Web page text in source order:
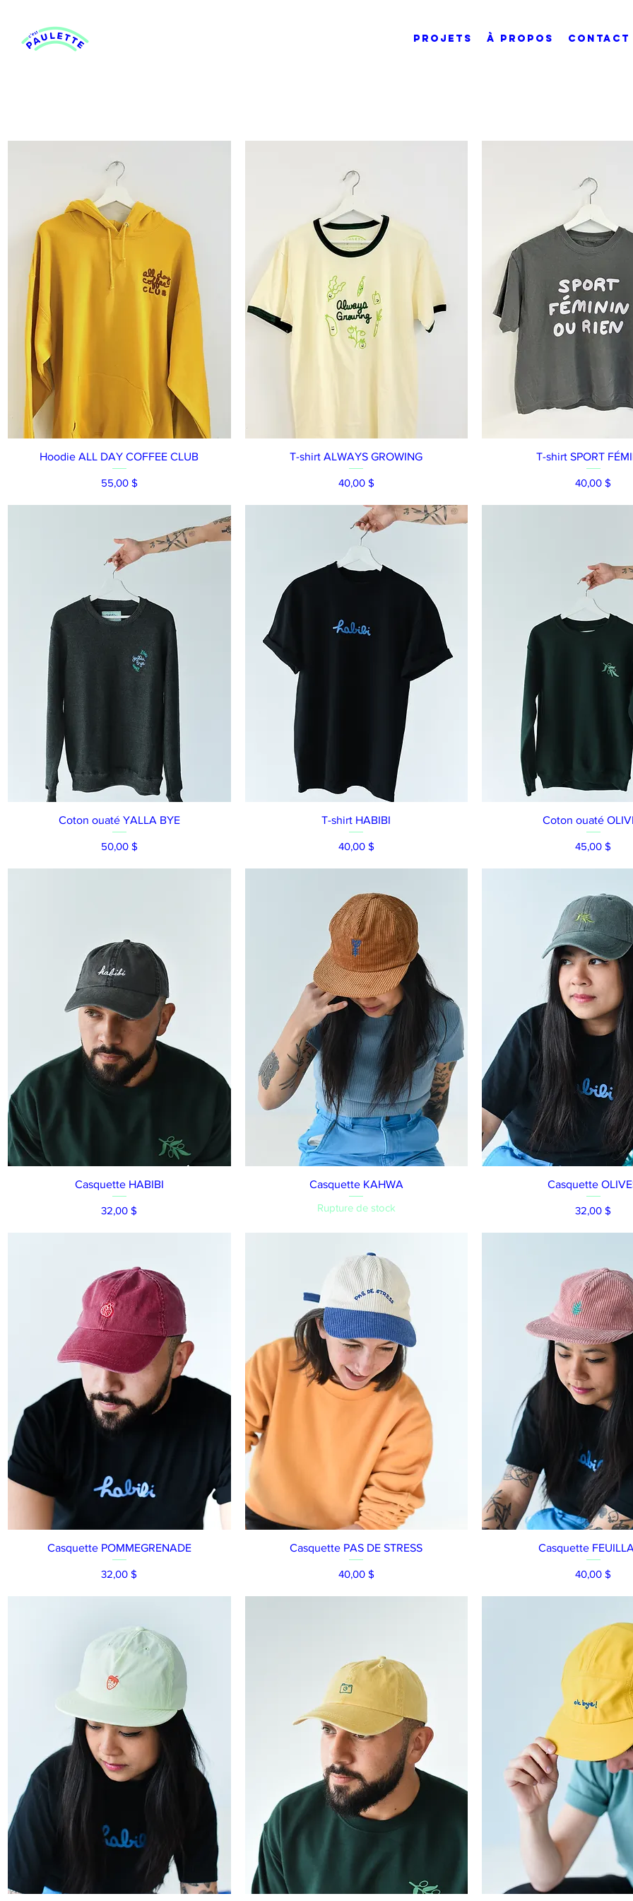
PROJETS À PROPOS CONTACT
Aperçu rapide
Hoodie ALL DAY COFFEE CLUB
Prix
55,00 $
Aperçu rapide
T-shirt ALWAYS GROWING
Prix
40,00 $
Aperçu rapide
T-shirt SPORT
Prix
40,00 $
Aperçu rapide
Coton ouaté YALLA BYE
Prix
50,00 $
Aperçu rapide
T-shirt HABIBI
Prix
40,00 $
Aperçu rapide
Coton ouaté
Prix
45,00 $
Aperçu rapide
Casquette HABIBI
Prix
32,00 $
Aperçu rapide
Casquette KAHWA
Rupture de stock
Aperçu rapide
Casquette
Prix
32,00 $
Aperçu rapide
Casquette POMMEGRENADE
Prix
32,00 $
Aperçu rapide
Casquette PAS DE STRESS
Prix
40,00 $
Aperçu rapide
Casquette
Prix
40,00 $